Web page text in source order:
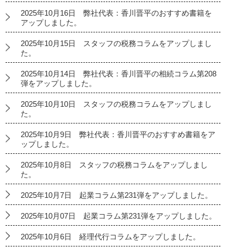
2025年10月16日 弊社代表：香川晋平のおすすめ書籍を
アップしました。
2025年10月15日 スタッフの税務コラムをアップしまし
た。
2025年10月14日 弊社代表：香川晋平の相続コラム第208
弾をアップしました。
2025年10月10日 スタッフの税務コラムをアップしまし
た。
2025年10月9日 弊社代表：香川晋平のおすすめ書籍をア
ップしました。
2025年10月8日 スタッフの税務コラムをアップしまし
た。
2025年10月7日 起業コラム第231弾をアップしました。
2025年10月07日 起業コラム第231弾をアップしました。
2025年10月6日 経理代行コラムをアップしました。